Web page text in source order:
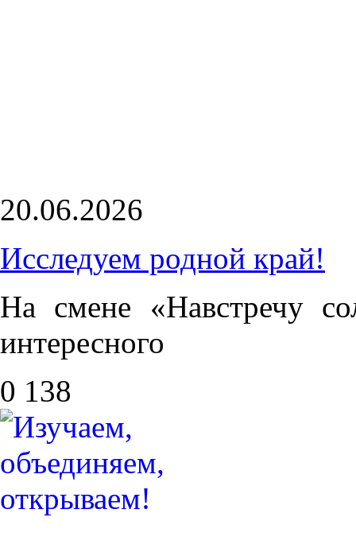
20.06.2026
Исследуем родной край!
На смене «Навстречу
интересного
0 138